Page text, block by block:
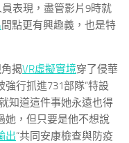
表現，盡管影片9時就
間點更有興趣義，也是特
揭VR虛擬實境穿了侵華
行抓進731部隊“特設
知道這件事她永遠也得
她，但只要是他不想說
出“共同安康檢查與防疫